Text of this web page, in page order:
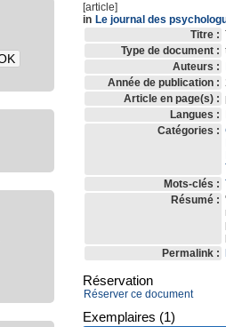
[article]
in Le journal des
Titre :
Type de document :
Auteurs :
Année de publication :
Article en page(s) :
Langues :
Catégories :
Mots-clés :
Résumé :
Permalink :
Réservation
Réserver ce document
Exemplaires (1)